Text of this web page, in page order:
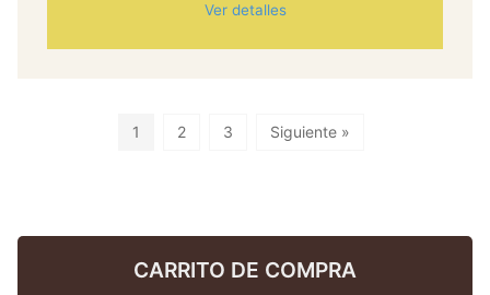
Ver detalles
1 2 3 Siguiente »
CARRITO DE COMPRA